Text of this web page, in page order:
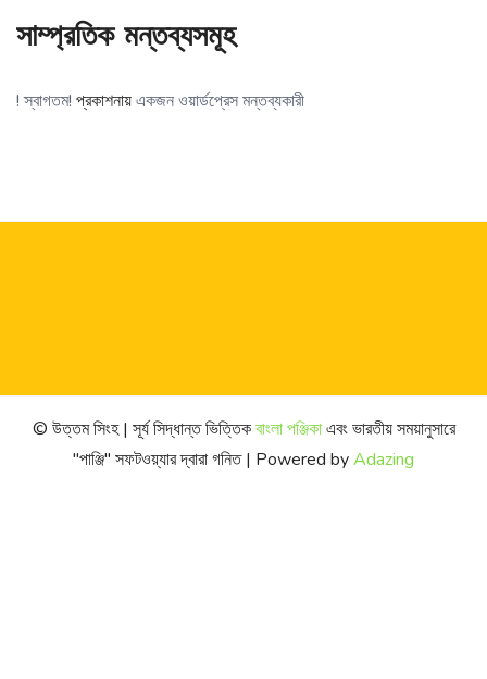
সাম্প্রতিক মন্তব্যসমূহ
! স্বাগতম! প্রকাশনায়একজন ওয়ার্ডপ্রেস মন্তব্যকারী
© উত্তম সিংহ | সূর্য সিদ্ধান্ত ভিত্তিকবাংলা পঞ্জিকাএবং ভারতীয় সময়ানুসারে
"পাঞ্জি" সফটওয়্যার দ্বারা গনিত | Powered byAdazing